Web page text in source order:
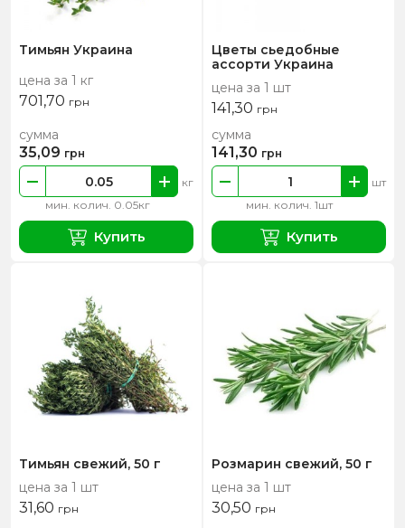
Тимьян Украина
цена за 1 кг
701,70 грн
мин. колич. 0.05кг
кг
сумма
35,09 грн
Купить
Цветы сьедобные
ассорти Украина
цена за 1 шт
141,30 грн
мин. колич. 1шт
шт
сумма
141,30 грн
Купить
Тимьян свежий, 50 г
цена за 1 шт
31,60 грн
Розмарин свежий, 50 г
цена за 1 шт
30,50 грн